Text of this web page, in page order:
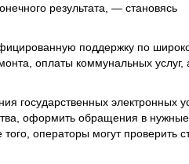
результата, — становясь
поддержку по
оплаты коммунальных услуг,
государственных электронных
оформить обращения в
операторы могут проверить